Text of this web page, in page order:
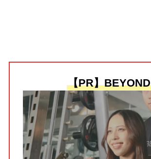
【PR】BEYOND